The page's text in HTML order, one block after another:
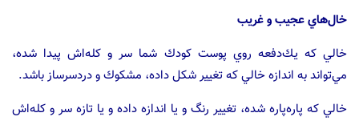
خال‌هاي عجيب و غريب
خالي كه يك‌دفعه روي پوست كودك شما سر و كله‌اش پيدا شده،
مي‌تواند به اندازه خالي كه تغيير شكل داده، مشكوك و دردسرساز باشد.
خالي كه پاره‌پاره شده، تغيير رنگ و يا اندازه داده و يا تازه سر و كله‌اش